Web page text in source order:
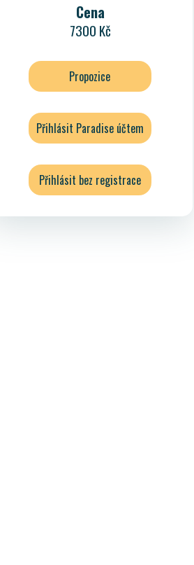
Cena
7300 Kč
Propozice
Přihlásit Paradise účtem
Přihlásit bez registrace